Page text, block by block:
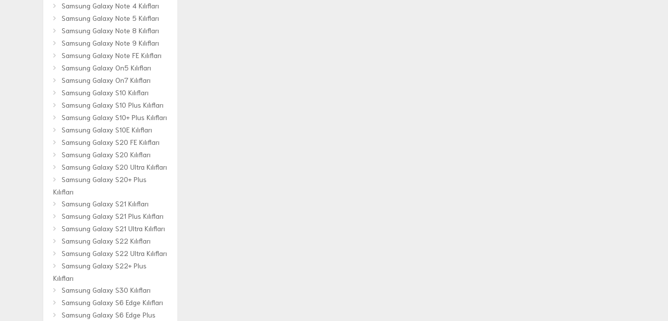
Samsung Galaxy Note 4 Kılıfları
Samsung Galaxy Note 5 Kılıfları
Samsung Galaxy Note 8 Kılıfları
Samsung Galaxy Note 9 Kılıfları
Samsung Galaxy Note FE Kılıfları
Samsung Galaxy On5 Kılıfları
Samsung Galaxy On7 Kılıfları
Samsung Galaxy S10 Kılıfları
Samsung Galaxy S10 Plus Kılıfları
Samsung Galaxy S10+ Plus Kılıfları
Samsung Galaxy S10E Kılıfları
Samsung Galaxy S20 FE Kılıfları
Samsung Galaxy S20 Kılıfları
Samsung Galaxy S20 Ultra Kılıfları
Samsung Galaxy S20+ Plus
Kılıfları
Samsung Galaxy S21 Kılıfları
Samsung Galaxy S21 Plus Kılıfları
Samsung Galaxy S21 Ultra Kılıfları
Samsung Galaxy S22 Kılıfları
Samsung Galaxy S22 Ultra Kılıfları
Samsung Galaxy S22+ Plus
Kılıfları
Samsung Galaxy S30 Kılıfları
Samsung Galaxy S6 Edge Kılıfları
Samsung Galaxy S6 Edge Plus